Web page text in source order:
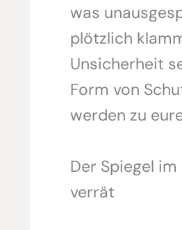
was
plötzlich
Unsicherheit
Form von
werden zu
Der Spiegel
verrät